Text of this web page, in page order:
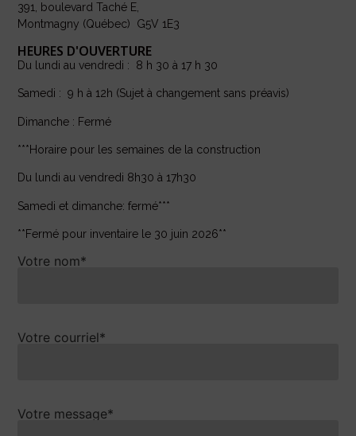
391, boulevard Taché E,
Montmagny (Québec) G5V 1E3
HEURES D'OUVERTURE
Du lundi au vendredi : 8 h 30 à 17 h 30
Samedi : 9 h à 12h (Sujet à changement sans préavis)
Dimanche : Fermé
***Horaire pour les semaines de la construction
Du lundi au vendredi 8h30 à 17h30
Samedi et dimanche: fermé***
**Fermé pour inventaire le 30 juin 2026**
Votre nom*
Votre courriel*
Votre message*